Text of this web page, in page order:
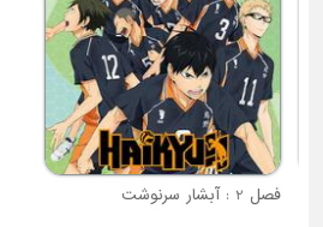
فصل 2 : آبشار سرنوشت